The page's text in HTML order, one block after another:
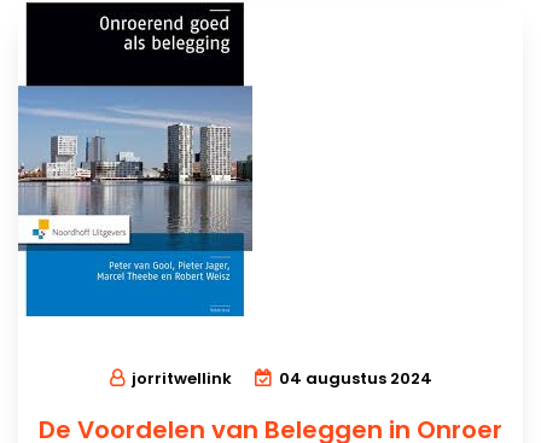
jorritwellink 04 augustus 2024
De Voordelen van Beleggen in Onroer